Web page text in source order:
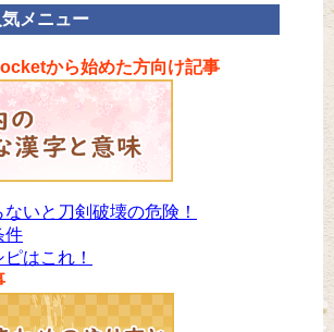
メニュー
から始めた方向け記事
いと刀剣破壊の危険！
件
はこれ！